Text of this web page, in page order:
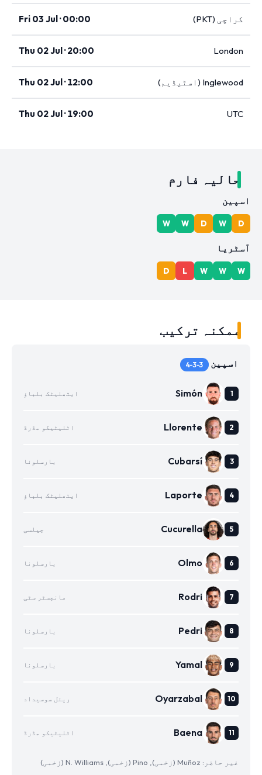
کراچی (PKT) Fri 03 Jul · 00:00
London
Thu 02 Jul · 20:00
Inglewood (اسٹیڈیم) Thu 02 Jul · 12:00
UTC
Thu 02 Jul · 19:00
حالیہ فارم
اسپین
D
W
D
W
W
آسٹریا
W
W
W
L
D
ممکنہ ترکیب
اسپین 4-3-3
Simón ایتھلیٹک بلباؤ
Llorente اٹلیٹیکو مڈرڈ
Cubarsí بارسلونا
Laporte ایتھلیٹک بلباؤ
Cucurella چیلسی
Olmo بارسلونا
Rodri مانچسٹر سٹی
Pedri بارسلونا
Yamal بارسلونا
Oyarzabal ریئل سوسیداد
Baena اٹلیٹیکو مڈرڈ
غیر حاضر: Muñoz (زخمی), Pino (زخمی), N. Williams (زخمی)